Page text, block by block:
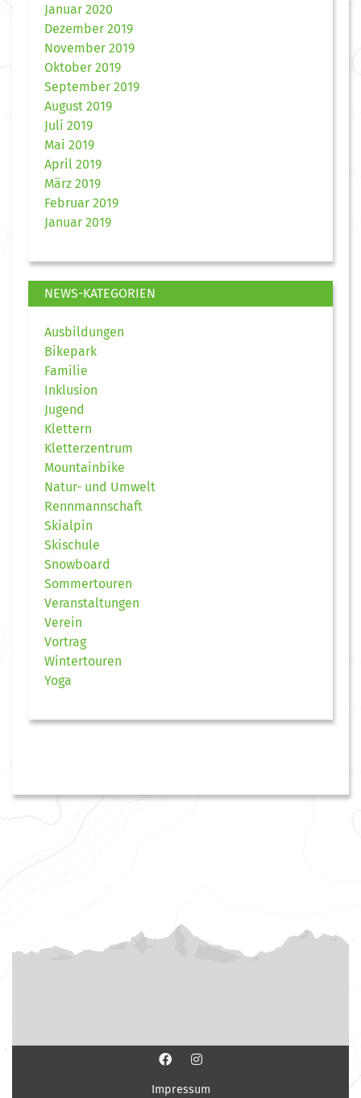
Januar 2020
Dezember 2019
November 2019
Oktober 2019
September 2019
August 2019
Juli 2019
Mai 2019
April 2019
März 2019
Februar 2019
Januar 2019
NEWS-KATEGORIEN
Ausbildungen
Bikepark
Familie
Inklusion
Jugend
Klettern
Kletterzentrum
Mountainbike
Natur- und Umwelt
Rennmannschaft
Skialpin
Skischule
Snowboard
Sommertouren
Veranstaltungen
Verein
Vortrag
Wintertouren
Yoga
Impressum